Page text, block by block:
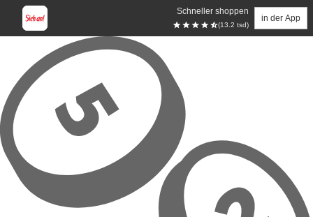
Schneller shoppen
(13.2 tsd)
in der App
Zum Hauptinhalt springen